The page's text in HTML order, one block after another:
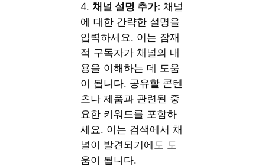
4.채널 설명 추가: 채널
에 대한 간략한 설명을
입력하세요. 이는 잠재
적 구독자가 채널의 내
용을 이해하는 데 도움
이 됩니다. 공유할 콘텐
츠나 제품과 관련된 중
요한 키워드를 포함하
세요. 이는 검색에서 채
널이 발견되기에도 도
움이 됩니다.